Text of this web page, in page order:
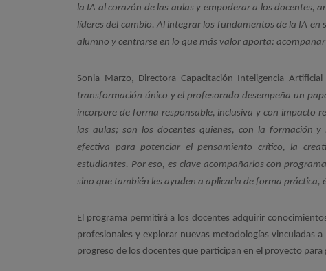
la IA al corazón de las aulas y empoderar a los docentes,
líderes del cambio. Al integrar los fundamentos de la IA
alumno y centrarse en lo que más valor aporta:
Sonia Marzo, Directora Capacitación Inteligencia
transformación único y el profesorado desempeña un
incorpore de forma responsable, inclusiva y con impacto
las aulas; son los docentes quienes, con la formación
efectiva para potenciar el pensamiento crítico, la
estudiantes. Por eso, es clave acompañarlos con
sino que también les ayuden a aplicarla de forma práctica,
El programa permitirá a los docentes adquirir
profesionales y explorar nuevas metodologías vinculadas
progreso de los docentes que participan en el proyecto